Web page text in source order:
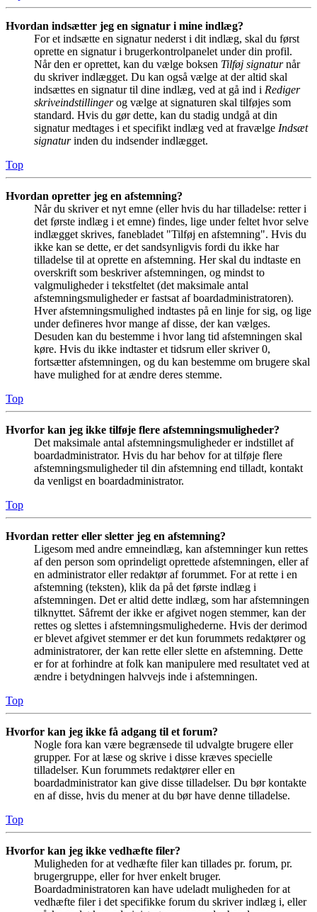
Hvordan indsætter jeg en signatur i mine indlæg?
For et indsætte en signatur nederst i dit indlæg, skal du først
oprette en signatur i brugerkontrolpanelet under din profil.
Når den er oprettet, kan du vælge boksen Tilføj signaturnår
du skriver indlægget. Du kan også vælge at der altid skal
indsættes en signatur til dine indlæg, ved at gå ind i Rediger
skriveindstillingerog vælge at signaturen skal tilføjes som
standard. Hvis du gør dette, kan du stadig undgå at din
signatur medtages i et specifikt indlæg ved at fravælge Indsæt
signaturinden du indsender indlægget.
Top
Hvordan opretter jeg en afstemning?
Når du skriver et nyt emne (eller hvis du har tilladelse: retter i
det første indlæg i et emne) findes, lige under feltet hvor selve
indlægget skrives, fanebladet "Tilføj en afstemning". Hvis du
ikke kan se dette, er det sandsynligvis fordi du ikke har
tilladelse til at oprette en afstemning. Her skal du indtaste en
overskrift som beskriver afstemningen, og mindst to
valgmuligheder i tekstfeltet (det maksimale antal
afstemningsmuligheder er fastsat af boardadministratoren).
Hver afstemningsmulighed indtastes på en linje for sig, og lige
under defineres hvor mange af disse, der kan vælges.
Desuden kan du bestemme i hvor lang tid afstemningen skal
køre. Hvis du ikke indtaster et tidsrum eller skriver 0,
fortsætter afstemningen, og du kan bestemme om brugere skal
have mulighed for at ændre deres stemme.
Top
Hvorfor kan jeg ikke tilføje flere afstemningsmuligheder?
Det maksimale antal afstemningsmuligheder er indstillet af
boardadministrator. Hvis du har behov for at tilføje flere
afstemningsmuligheder til din afstemning end tilladt, kontakt
da venligst en boardadministrator.
Top
Hvordan retter eller sletter jeg en afstemning?
Ligesom med andre emneindlæg, kan afstemninger kun rettes
af den person som oprindeligt oprettede afstemningen, eller af
en administrator eller redaktør af forummet. For at rette i en
afstemning (teksten), klik da på det første indlæg i
afstemningen. Det er altid dette indlæg, som har afstemningen
tilknyttet. Såfremt der ikke er afgivet nogen stemmer, kan der
rettes og slettes i afstemningsmulighederne. Hvis der derimod
er blevet afgivet stemmer er det kun forummets redaktører og
administratorer, der kan rette eller slette en afstemning. Dette
er for at forhindre at folk kan manipulere med resultatet ved at
ændre i betydningen halvvejs inde i afstemningen.
Top
Hvorfor kan jeg ikke få adgang til et forum?
Nogle fora kan være begrænsede til udvalgte brugere eller
grupper. For at læse og skrive i disse kræves specielle
tilladelser. Kun forummets redaktører eller en
boardadministrator kan give disse tilladelser. Du bør kontakte
en af disse, hvis du mener at du bør have denne tilladelse.
Top
Hvorfor kan jeg ikke vedhæfte filer?
Muligheden for at vedhæfte filer kan tillades pr. forum, pr.
brugergruppe, eller for hver enkelt bruger.
Boardadministratoren kan have udeladt muligheden for at
vedhæfte filer i det specifikke forum du skriver indlæg i, eller